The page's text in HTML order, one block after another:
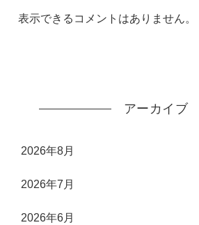
表示できるコメントはありません。
アーカイブ
2026年8月
2026年7月
2026年6月